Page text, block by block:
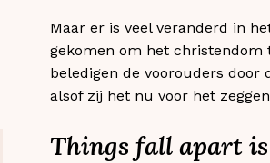
Maar er is veel veranderd in
gekomen om het christendom
beledigen de voorouders door
alsof zij het nu voor het
Things fall apart